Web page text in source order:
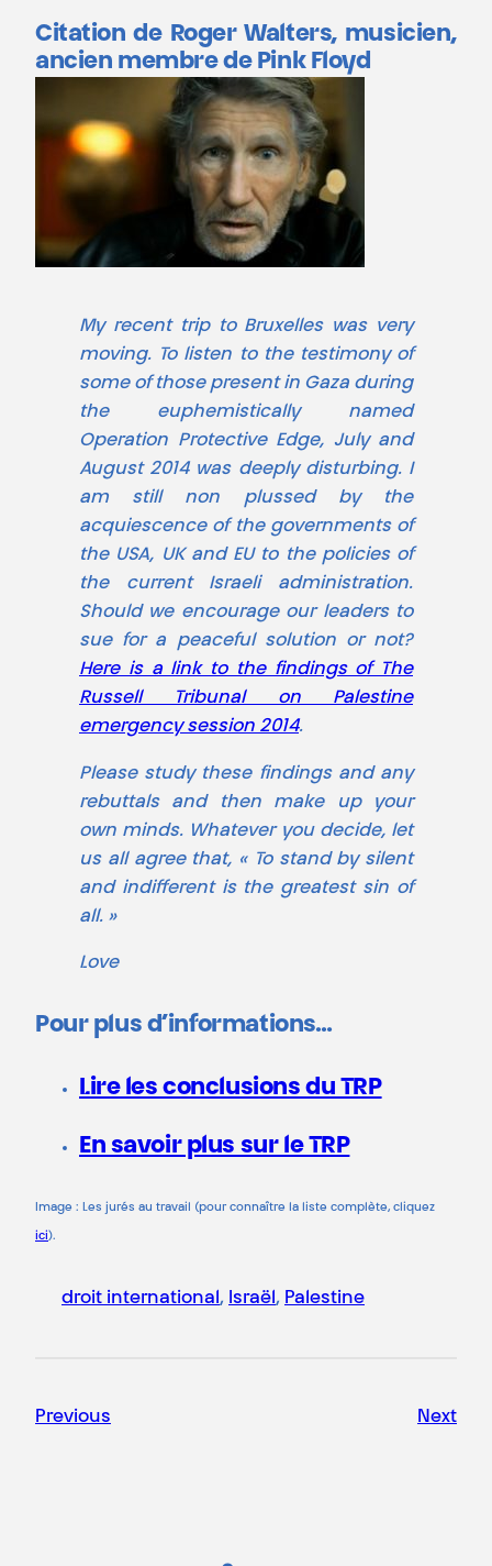
Citation de Roger Walters, musicien,
ancien membre de Pink Floyd
My recent trip to Bruxelles was very
moving. To listen to the testimony of
some of those present in Gaza during
the euphemistically named
Operation Protective Edge, July and
August 2014 was deeply disturbing. I
am still non plussed by the
acquiescence of the governments of
the USA, UK and EU to the policies of
the current Israeli administration.
Should we encourage our leaders to
sue for a peaceful solution or not?
Here is a link to the findings of The
Russell Tribunal on Palestine
emergency session 2014.
Please study these findings and any
rebuttals and then make up your
own minds. Whatever you decide, let
us all agree that, « To stand by silent
and indifferent is the greatest sin of
all. »
Love
Pour plus d’informations…
Lire les conclusions du TRP
En savoir plus sur le TRP
Image : Les jurés au travail (pour connaître la liste complète, cliquez
ici).
droit international , Israël , Palestine
Previous Next